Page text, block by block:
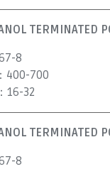
TERMINATED
8
400-700
16-32
TERMINATED
8